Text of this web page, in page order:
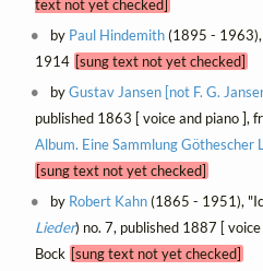
text not yet checked]
by Paul Hindemith(1895 - 1963),
1914 [sung text not yet checked]
byGustav Jansen [not F. G.
published 1863 [ voice and piano ],
Album. Eine Sammlung Göthescher
[sung text not yet checked]
by Robert Kahn(1865 - 1951),
Lieder) no. 7, published 1887 [
Bock [sung text not yet checked]